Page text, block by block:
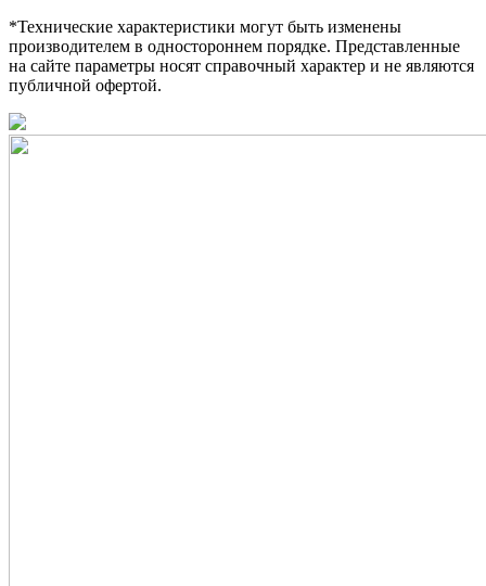
*Технические характеристики могут быть изменены
производителем в одностороннем порядке. Представленные
на сайте параметры носят справочный характер и не являются
публичной офертой.